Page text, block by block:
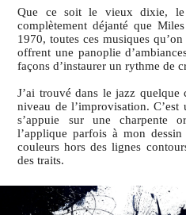
Que ce soit le vieux dixie, le
complètement déjanté que
1970, toutes ces musiques
offrent une panoplie
façons d’instaurer un rythme de
J’ai trouvé dans le jazz quelque
niveau de l’improvisation.
s’appuie sur une charpente
l’applique parfois à mon
couleurs hors des lignes
des traits.